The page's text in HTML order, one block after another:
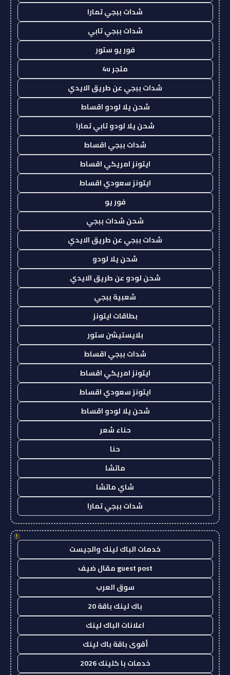
شدات ببجي تمارا
شدات ببجي تابي
فور يو ستور
متجر 4u
شدات ببجي عن طريق الايدي
شحن يلا لودو اقساط
شحن يلا لودو تابي تمارا
شدات ببجي اقساط
ايتونز امريكي اقساط
ايتونز سعودي اقساط
فور يو
شحن شدات ببجي
شدات ببجي عن طريق الايدي
شحن يلا لودو
شحن لودو عن طريق الايدي
شعبية ببجي
بطاقات ايتونز
بلايستيشن ستور
شدات ببجي اقساط
ايتونز امريكي اقساط
ايتونز سعودي اقساط
شحن يلا لودو اقساط
حناء شعر
حنا
ماتشا
شاي ماتشا
شدات ببجي تمارا
!
خدمات الباك لينك والجيست
guest post مقال ضيف
سوق العرب
باك لينك باقة 20
اعلانات الباك لينك
أقوى باقة باك لينك
خدمات با كلينك 2026